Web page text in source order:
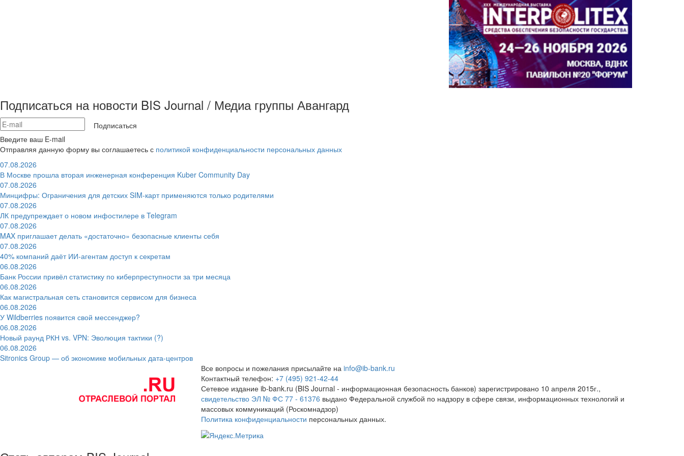
Подписаться на новости BIS Journal / Медиа группы Авангард
Подписаться
Введите ваш E-mail
Отправляя данную форму вы соглашаетесь с политикой конфиденциальности персональных данных
07.08.2026
В Москве прошла вторая инженерная конференция Kuber Community Day
07.08.2026
Минцифры: Ограничения для детских SIM-карт применяются только родителями
07.08.2026
ЛК предупреждает о новом инфостилере в Telegram
07.08.2026
MAX приглашает делать «достаточно» безопасные клиенты себя
07.08.2026
40% компаний даёт ИИ‑агентам доступ к секретам
06.08.2026
Банк России привёл статистику по киберпреступности за три месяца
06.08.2026
Как магистральная сеть становится сервисом для бизнеса
06.08.2026
У Wildberries появится свой мессенджер?
06.08.2026
Новый раунд РКН vs. VPN: Эволюция тактики (?)
06.08.2026
Sitronics Group — об экономике мобильных дата-центров
Все вопросы и пожелания присылайте на info@ib-bank.ru
Контактный телефон: +7 (495) 921-42-44
Сетевое издание ib-bank.ru (BIS Journal - информационная безопасность банков) зарегистрировано 10 апреля 2015г.,
свидетельство ЭЛ № ФС 77 - 61376 выдано Федеральной службой по надзору в сфере связи, информационных технологий и
массовых коммуникаций (Роскомнадзор)
Политика конфиденциальности персональных данных.